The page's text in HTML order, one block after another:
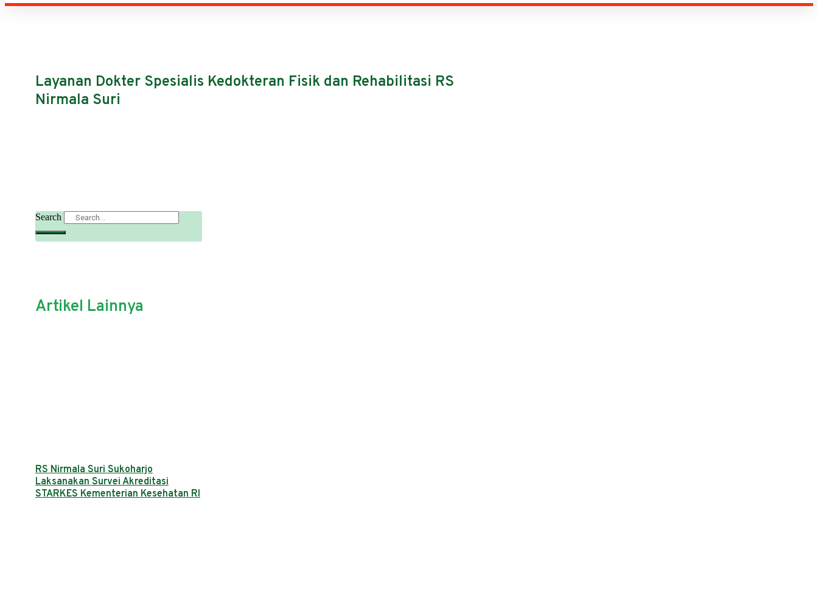
Layanan Dokter Spesialis Kedokteran Fisik dan Rehabilitasi RS
Nirmala Suri
Search
Artikel Lainnya
RS Nirmala Suri Sukoharjo
Laksanakan Survei Akreditasi
STARKES Kementerian Kesehatan RI